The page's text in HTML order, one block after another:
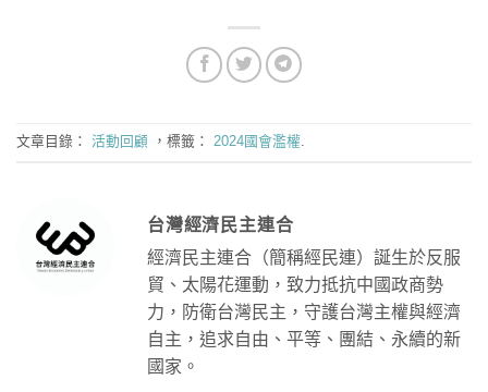
文章目錄： 活動回顧 ，標籤： 2024國會濫權.
台灣經濟民主連合
經濟民主連合（簡稱經民連）誕生於反服
貿、太陽花運動，致力抵抗中國政商勢
力，防衛台灣民主，守護台灣主權與經濟
自主，追求自由、平等、團結、永續的新
國家。